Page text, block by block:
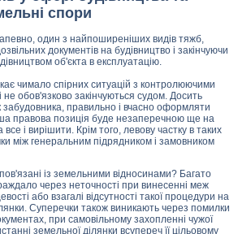
спори
один з найпоширеніших видів тяжб,
документів на будівництво і закінчуючи
об'єкта в експлуатацію.
чимало спірних ситуацій з контролюючими
обов'язково закінчуються судом. Досить
забудовника, правильно і вчасно оформляти
правова позиція буде незаперечною ще на
і вирішити. Крім того, левову частку в таких
між генеральним підрядником і замовником
із земельними відносинами? Багато
через неточності при винесенні меж
або взагалі відсутності такої процедури на
Суперечки також виникають через помилки
при самовільному захопленні чужої
земельної ділянки всупереч її цільовому